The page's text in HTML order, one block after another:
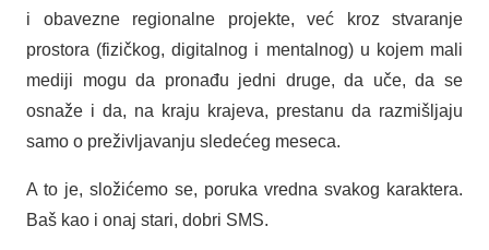
i obavezne regionalne projekte, već kroz stvaranje
prostora (fizičkog, digitalnog i mentalnog) u kojem mali
mediji mogu da pronađu jedni druge, da uče, da se
osnaže i da, na kraju krajeva, prestanu da razmišljaju
samo o preživljavanju sledećeg meseca.
A to je, složićemo se, poruka vredna svakog karaktera.
Baš kao i onaj stari, dobri SMS.